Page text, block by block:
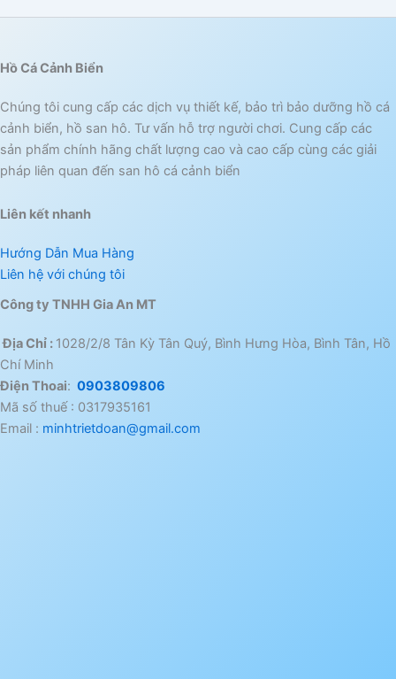
Hồ Cá Cảnh Biển
Chúng tôi cung cấp các dịch vụ thiết kế, bảo trì bảo dưỡng hồ cá
cảnh biển, hồ san hô. Tư vấn hỗ trợ người chơi. Cung cấp các
sản phẩm chính hãng chất lượng cao và cao cấp cùng các giải
pháp liên quan đến san hô cá cảnh biển
Liên kết nhanh
Hướng Dẫn Mua Hàng
Liên hệ với chúng tôi
Công ty TNHH Gia An MT
Địa Chỉ : 1028/2/8 Tân Kỳ Tân Quý, Bình Hưng Hòa, Bình Tân, Hồ
Chí Minh
Điện Thoai: 0903809806
Mã số thuế : 0317935161
Email : minhtrietdoan@gmail.com